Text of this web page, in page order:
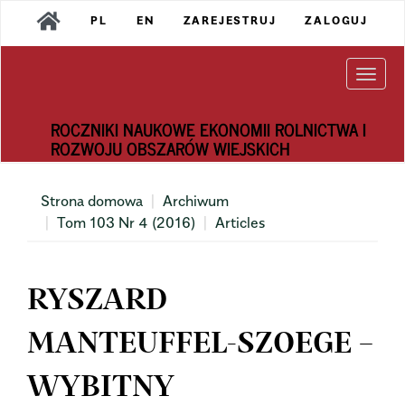
Main
Navigation
PL EN ZAREJESTRUJ ZALOGUJ
ROCZNIKI NAUKOWE EKONOMII ROLNICTWA I
ROZWOJU OBSZARÓW WIEJSKICH
Strona domowa
Archiwum
Tom 103 Nr 4 (2016)
Articles
RYSZARD
MANTEUFFEL-SZOEGE –
WYBITNY